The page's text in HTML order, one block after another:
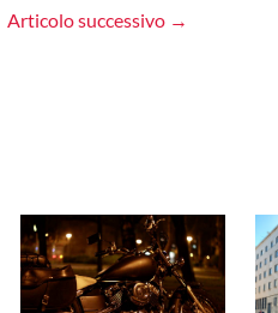
Articolo successivo →